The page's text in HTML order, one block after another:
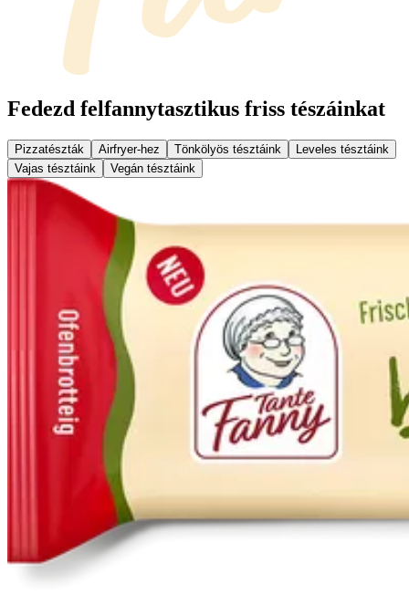
Fedezd felfannytasztikus friss tészáinkat
Pizzatészták Airfryer-hez Tönkölyös tésztáink
Leveles tésztáink
Vajas tésztáink
Vegán tésztáink